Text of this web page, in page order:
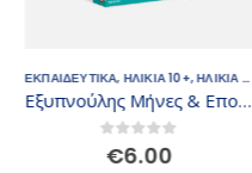
ΕΚΠΑΙΔΕΥΤΙΚΑ, ΗΛΙΚΙΑ 10+,ΗΛΙΚΙΑ 5+
Εξυπνούλης Μήνες & Εποχές 1024-63785
out of 5
€6.00